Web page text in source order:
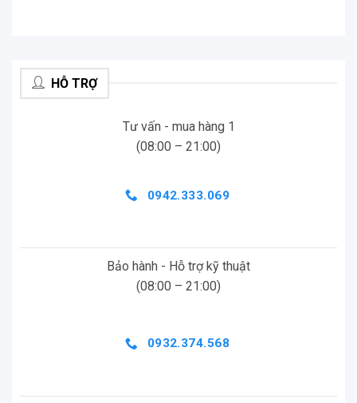
HỖ TRỢ
Tư vấn - mua hàng 1
(08:00 – 21:00)
0942.333.069
Bảo hành - Hỗ trợ kỹ thuật
(08:00 – 21:00)
0932.374.568